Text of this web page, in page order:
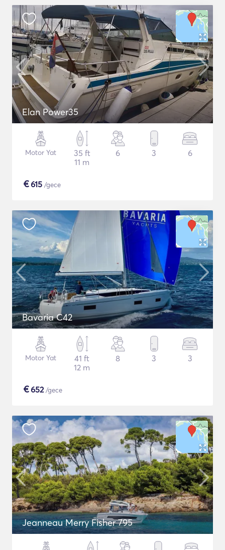
Elan Power35
Motor Yat
35 ft
11 m
6 3 6
€615 /gece
Bavaria C42
Motor Yat
41 ft
12 m
8 3 3
€652/gece
Jeanneau Merry Fisher 795